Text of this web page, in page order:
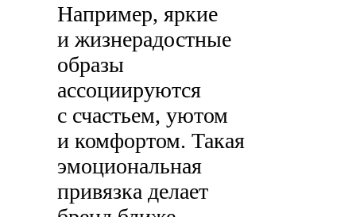
Например, яркие
и жизнерадостные
образы
ассоциируются
с счастьем, уютом
и комфортом. Такая
эмоциональная
привязка делает